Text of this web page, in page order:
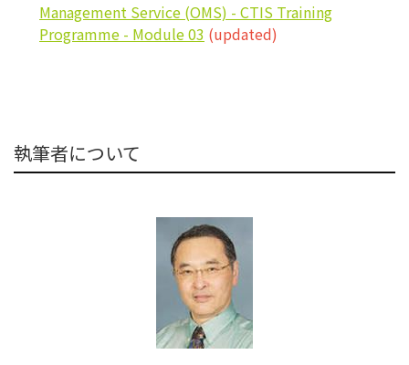
Management Service (OMS) - CTIS Training
Programme - Module 03 (updated)
執筆者について